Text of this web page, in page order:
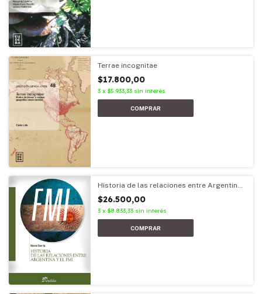
Terrae incognitae
$17.800,00
3 x $5.933,33 sin interés
Historia de las relaciones entre Argentina
$26.500,00
3 x $8.833,33 sin interés